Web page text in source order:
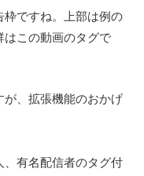
枠ですね。上部は例の
はこの動画のタグで
、拡張機能のおかげ
、有名配信者のタグ付